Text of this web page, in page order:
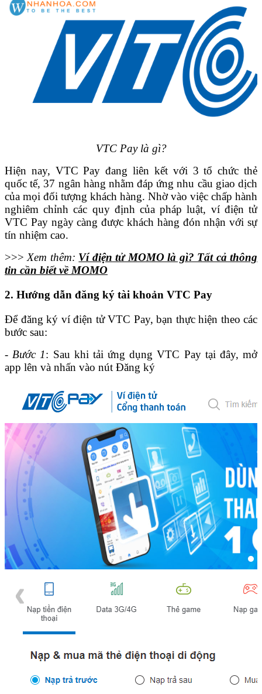
VTC Pay là gì?
Hiện nay, VTC Pay đang liên kết với 3 tổ chức thẻ
quốc tế, 37 ngân hàng nhằm đáp ứng nhu cầu giao dịch
của mọi đối tượng khách hàng. Nhờ vào việc chấp hành
nghiêm chỉnh các quy định của pháp luật, ví điện tử
VTC Pay ngày càng được khách hàng đón nhận với sự
tín nhiệm cao.
>>> Xem thêm: Ví điện tử MOMO là gì? Tất cả thông
tin cần biết về MOMO
2. Hướng dẫn đăng ký tài khoản VTC Pay
Để đăng ký ví điện tử VTC Pay, bạn thực hiện theo các
bước sau:
- Bước 1: Sau khi tải ứng dụng VTC Pay tại đây, mở
app lên và nhấn vào nút Đăng ký